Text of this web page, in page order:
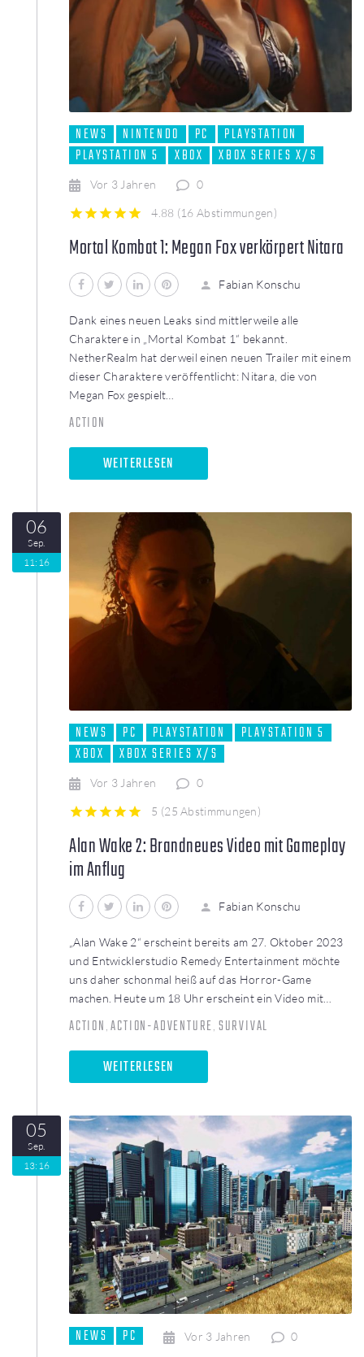
NEWS NINTENDO PC
PLAYSTATION
PLAYSTATION 5
XBOX XBOX SERIES X/S
Vor 3 Jahren 0
4.88 (16 Abstimmungen)
Mortal Kombat 1: Megan Fox verkörpert Nitara
FacebookTwitterLinkedIn
Fabian Konschu
Dank eines neuen Leaks sind mittlerweile alle
Charaktere in „Mortal Kombat 1“ bekannt.
NetherRealm hat derweil einen neuen Trailer mit einem
dieser Charaktere veröffentlicht: Nitara, die von
Megan Fox gespielt…
ACTION
WEITERLESEN
06
Sep.
11:16
NEWS PC PLAYSTATION
PLAYSTATION 5
XBOX
XBOX SERIES X/S
Vor 3 Jahren 0
5 (25 Abstimmungen)
Alan Wake 2: Brandneues Video mit Gameplay
im Anflug
FacebookTwitterLinkedIn
Fabian Konschu
„Alan Wake 2“ erscheint bereits am 27. Oktober 2023
und Entwicklerstudio Remedy Entertainment möchte
uns daher schonmal heiß auf das Horror-Game
machen. Heute um 18 Uhr erscheint ein Video mit…
ACTION ,ACTION-ADVENTURE SURVIVAL
WEITERLESEN
05
Sep.
13:16
NEWS PC Vor 3 Jahren 0